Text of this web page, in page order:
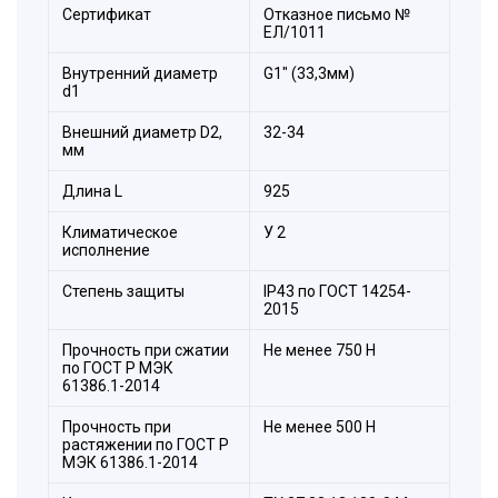
Сертификат
Отказное письмо №
ЕЛ/1011
Внутренний диаметр
d1
G1" (33,3мм)
Внешний диаметр D2,
мм
32-34
Длина L 925
Климатическое
исполнение
У 2
Степень защиты
IP43 по ГОСТ 14254-
2015
Прочность при сжатии
по ГОСТ Р МЭК
61386.1-2014
Не менее 750 H
Прочность при
растяжении по ГОСТ Р
МЭК 61386.1-2014
Не менее 500 Н